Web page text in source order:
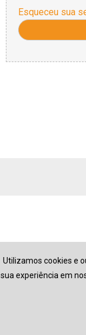
Esqueceu sua
Utilizamos cookies e
sua experiência em